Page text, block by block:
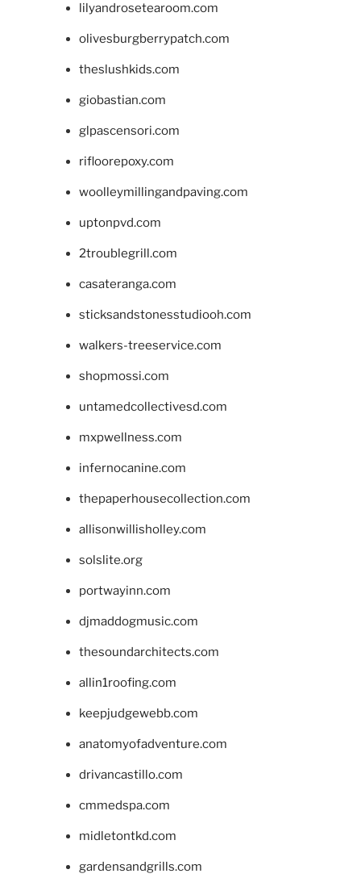
lilyandrosetearoom.com
olivesburgberrypatch.com
theslushkids.com
giobastian.com
glpascensori.com
rifloorepoxy.com
woolleymillingandpaving.com
uptonpvd.com
2troublegrill.com
casateranga.com
sticksandstonesstudiooh.com
walkers-treeservice.com
shopmossi.com
untamedcollectivesd.com
mxpwellness.com
infernocanine.com
thepaperhousecollection.com
allisonwillisholley.com
solslite.org
portwayinn.com
djmaddogmusic.com
thesoundarchitects.com
allin1roofing.com
keepjudgewebb.com
anatomyofadventure.com
drivancastillo.com
cmmedspa.com
midletontkd.com
gardensandgrills.com